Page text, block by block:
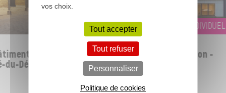
et ses
Désert (35)
EXTENSION, LOGEMENT INDIVIDUEL
Extension d'une habitation -
FOUGERES- (35)
vos choix.
Tout accepter
Tout refuser
Personnaliser
Politique de cookies